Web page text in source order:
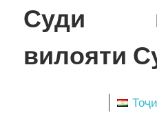
Skip
to
Суди
вилояти